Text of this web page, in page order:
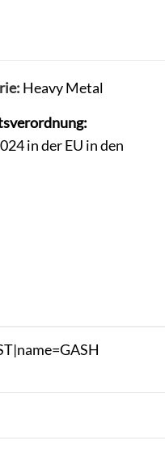
Heavy Metal
in der EU in den